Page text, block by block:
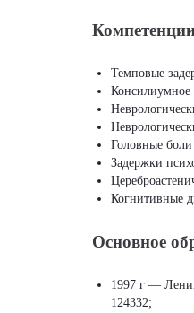
Темповые
Консилиумное
Головные боли
Задержки
Когнитивные
Основное
1997 г —
124332;